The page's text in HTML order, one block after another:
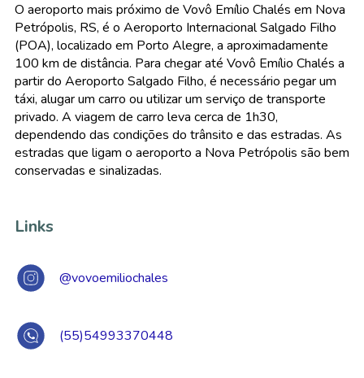
O aeroporto mais próximo de Vovô Emílio Chalés em Nova
Petrópolis, RS, é o Aeroporto Internacional Salgado Filho
(POA), localizado em Porto Alegre, a aproximadamente
100 km de distância. Para chegar até Vovô Emílio Chalés a
partir do Aeroporto Salgado Filho, é necessário pegar um
táxi, alugar um carro ou utilizar um serviço de transporte
privado. A viagem de carro leva cerca de 1h30,
dependendo das condições do trânsito e das estradas. As
estradas que ligam o aeroporto a Nova Petrópolis são bem
conservadas e sinalizadas.
Links
@vovoemiliochales
(55)54993370448